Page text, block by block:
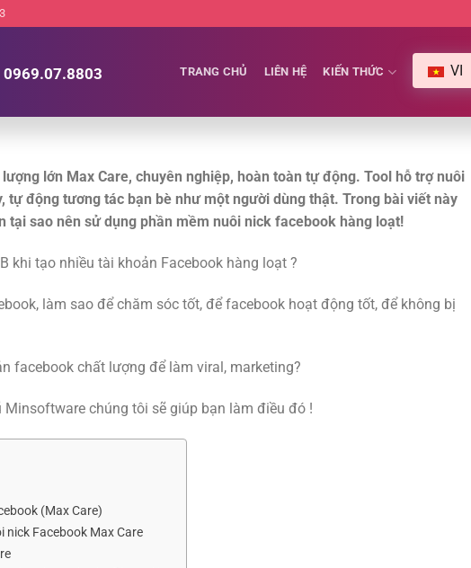
0969.07.8803 TRANG CHỦ LIÊN HỆ KIẾN THỨC VI
lớn Max Care, chuyên nghiệp, hoàn toàn tự động. Tool hỗ trợ nuôi
tự động tương tác bạn bè như một người dùng thật. Trong bài viết này
tại sao nên sử dụng phần mềm nuôi nick facebook hàng loạt!
khi tạo nhiều tài khoản Facebook hàng loạt ?
làm sao để chăm sóc tốt, để facebook hoạt động tốt, để không bị
facebook chất lượng để làm viral, marketing?
Minsoftware chúng tôi sẽ giúp bạn làm điều đó !
(Max Care)
nick Facebook Max Care